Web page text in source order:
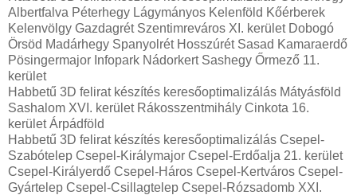
Albertfalva Péterhegy Lágymányos Kelenföld Kőérberek
Kelenvölgy Gazdagrét Szentimreváros XI. kerület Dobogó
Örsöd Madárhegy Spanyolrét Hosszúrét Sasad Kamaraerdő
Pösingermajor Infopark Nádorkert Sashegy Őrmező 11.
kerület
Habbetű 3D felirat készítés keresőoptimalizálás Mátyásföld
Sashalom XVI. kerület Rákosszentmihály Cinkota 16.
kerület Árpádföld
Habbetű 3D felirat készítés keresőoptimalizálás Csepel-
Szabótelep Csepel-Királymajor Csepel-Erdőalja 21. kerület
Csepel-Királyerdő Csepel-Háros Csepel-Kertváros Csepel-
Gyártelep Csepel-Csillagtelep Csepel-Rózsadomb XXI.